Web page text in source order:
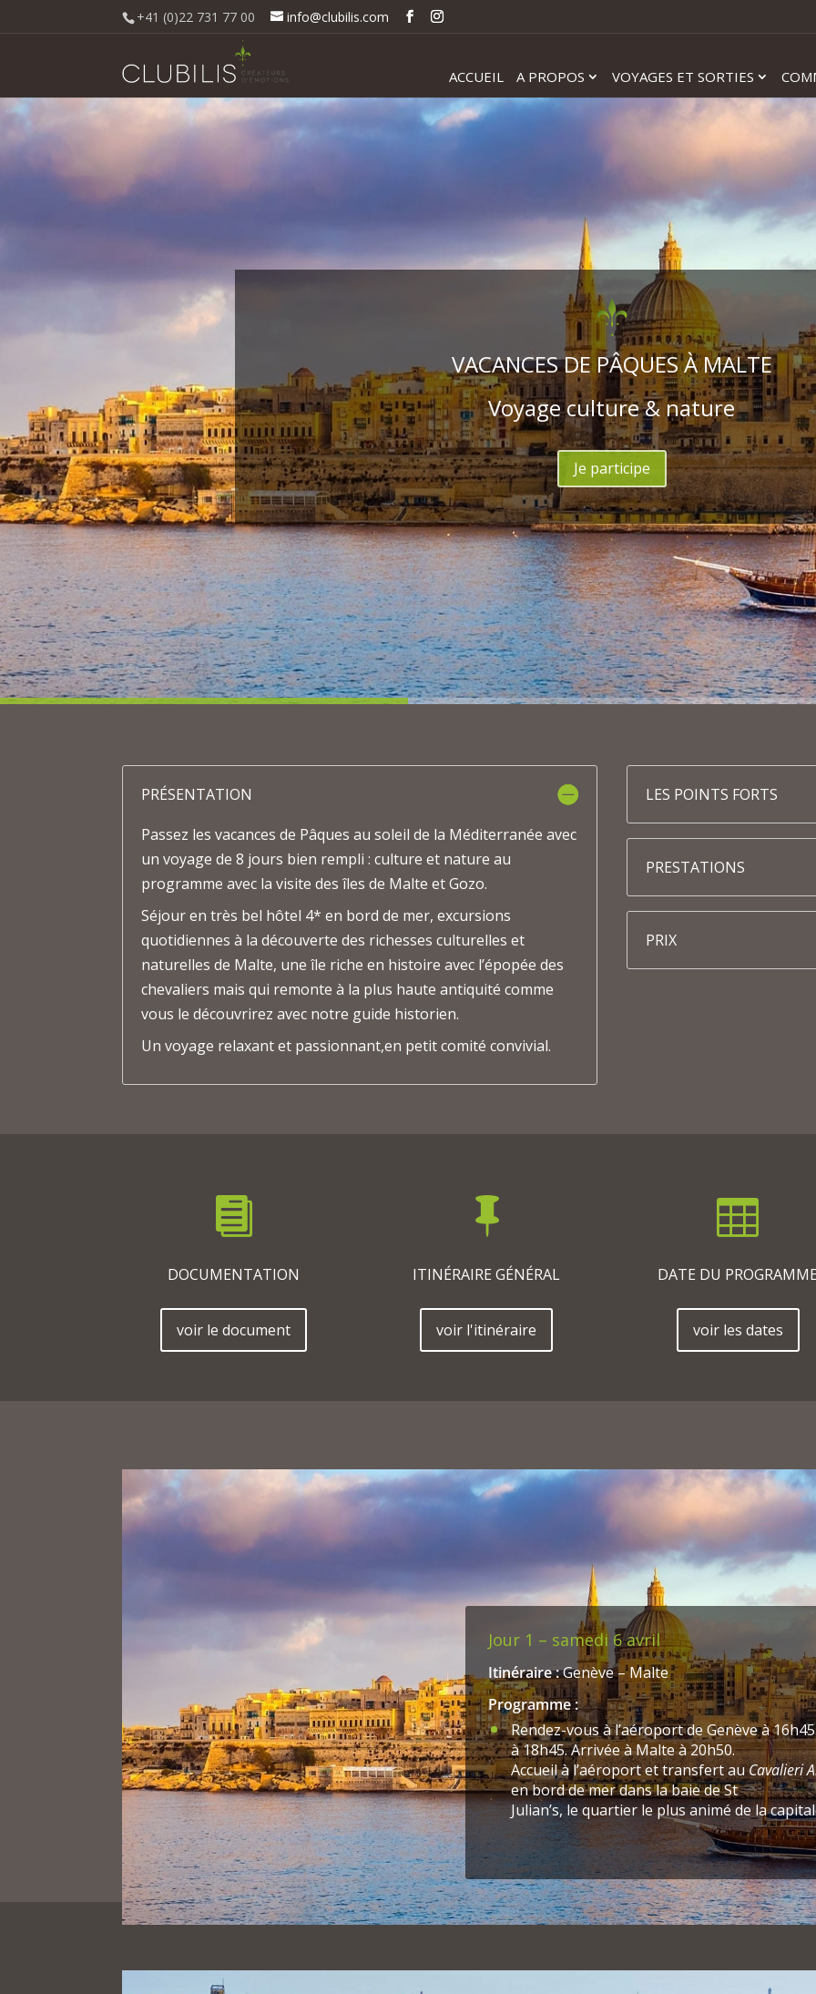
+41 (0)22 731 77 00 info@clubilis.com
ACCUEIL A PROPOS VOYAGES ET SORTIES
VACANCES DE PÂQUES À MALTE
Voyage culture & nature
Je participe
PRÉSENTATION
Passez les vacances de Pâques au soleil de la Méditerranée avec
un voyage de 8 jours bien rempli : culture et nature au
programme avec la visite des îles de Malte et Gozo.
Séjour en très bel hôtel 4* en bord de mer, excursions
quotidiennes à la découverte des richesses culturelles et
naturelles de Malte, une île riche en histoire avec l’épopée des
chevaliers mais qui remonte à la plus haute antiquité comme
vous le découvrirez avec notre guide historien.
Un voyage relaxant et passionnant,en petit comité convivial.
LES POINTS FORTS
PRESTATIONS
PRIX

DOCUMENTATION
voir le document

ITINÉRAIRE GÉNÉRAL
voir l'itinéraire

DATE DU
voir les dates
Jour 1 – samedi 6 avril
Itinéraire :Genève – Malte
Programme :
Rendez-vous à l’aéroport de Genève à
à 18h45. Arrivée à Malte à 20h50.
Accueil à l’aéroport et transfert auCavalieri
en bord de mer dans la baie de St
Julian’s, le quartier le plus animé de la
détente. Dîner à l’hôtel.